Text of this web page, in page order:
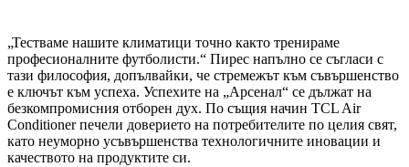
„Тестваме нашите климатици точно както тренираме
професионалните футболисти.“ Пирес напълно се съгласи с
тази философия, допълвайки, че стремежът към съвършенство
е ключът към успеха. Успехите на „Арсенал“ се дължат на
безкомпромисния отборен дух. По същия начин TCL Air
Conditioner печели доверието на потребителите по целия свят,
като неуморно усъвършенства технологичните иновации и
качеството на продуктите си.